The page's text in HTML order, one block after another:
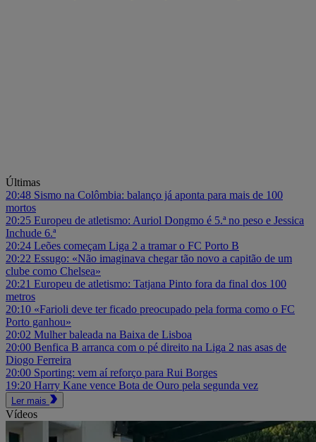
Últimas
20:48 Sismo na Colômbia: balanço já aponta para mais de 100
mortos
20:25 Europeu de atletismo: Auriol Dongmo é 5.ª no peso e Jessica
Inchude 6.ª
20:24 Leões começam Liga 2 a tramar o FC Porto B
20:22 Essugo: «Não imaginava chegar tão novo a capitão de um
clube como Chelsea»
20:21 Europeu de atletismo: Tatjana Pinto fora da final dos 100
metros
20:10 «Farioli deve ter ficado preocupado pela forma como o FC
Porto ganhou»
20:02 Mulher baleada na Baixa de Lisboa
20:00 Benfica B arranca com o pé direito na Liga 2 nas asas de
Diogo Ferreira
20:00 Sporting: vem aí reforço para Rui Borges
19:20 Harry Kane vence Bota de Ouro pela segunda vez
Ler mais
Vídeos